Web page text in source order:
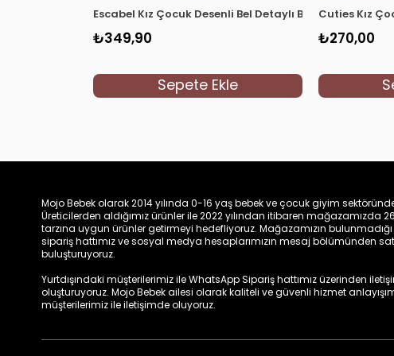
Escabel Kız Çocuk Desenli Bel Detaylı Bluz 35323 Beyaz
₺349,90
Sepete Ekle
Cuties Kız
₺270,00
Mojo Bebek olarak 2014 yılında 0-16 yaş bebek ve çocuk giyim
Üreticilerden aldığımız ürünler ile 2022 yılından itibaren
tarzına uygun ürünler getirmeyi hedefliyoruz. Mağazamızın
sipariş hattımız ve sosyal medya hesaplarımızın mesaj bölümünden
buluşturuyoruz.
Yurtdışındaki müşterilerimiz ile WhatsApp Sipariş hattımız üzerinden
oluşturuyoruz. Mojo Bebek ailesi olarak kaliteli ve güvenli hizmet
müşterilerimiz ile iletişimde oluyoruz.